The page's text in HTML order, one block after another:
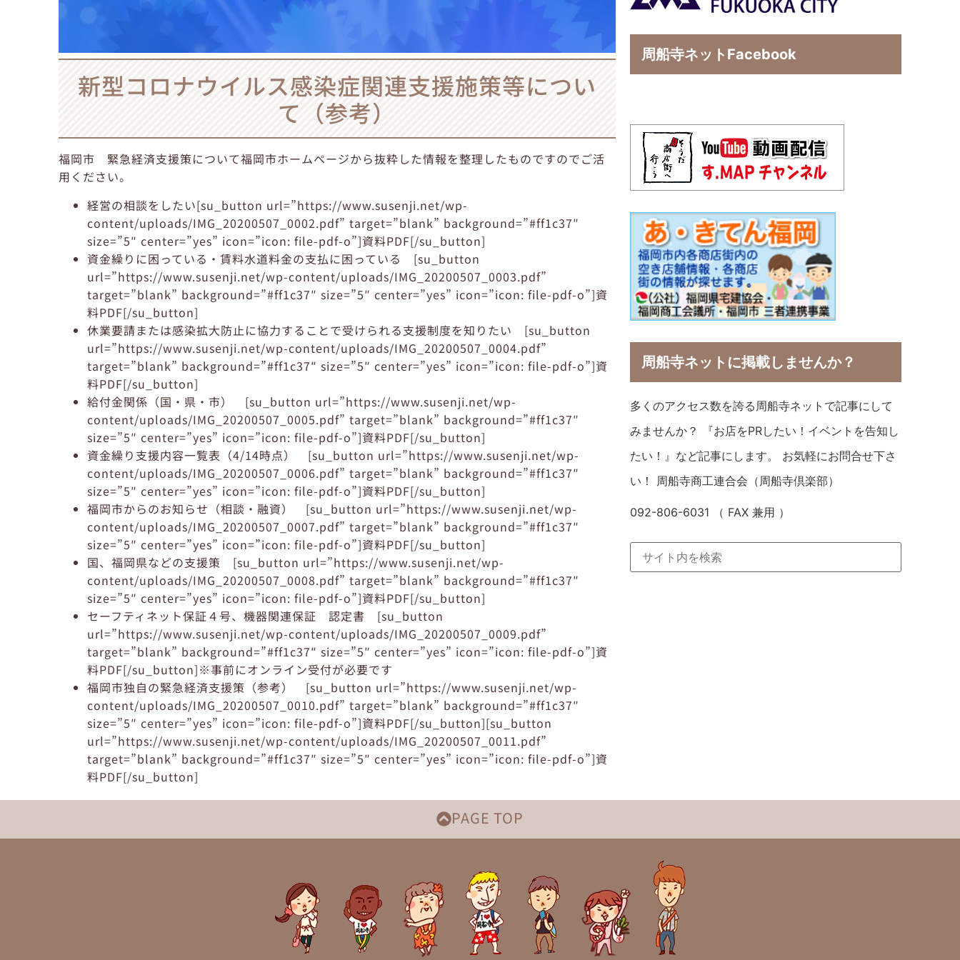
新型コロナウイルス感染症関連支援施策等につい
て（参考）
福岡市 緊急経済支援策について福岡市ホームページから抜粋した情報を整理したものですのでご活
用ください。
経営の相談をしたい[su_button url=”https://www.susenji.net/wp-
content/uploads/IMG_20200507_0002.pdf” target=”blank” background=”#ff1c37″
size=”5″ center=”yes” icon=”icon: file-pdf-o”]資料PDF[/su_button]
資金繰りに困っている・賃料水道料金の支払に困っている [su_button
url=”https://www.susenji.net/wp-content/uploads/IMG_20200507_0003.pdf”
target=”blank” background=”#ff1c37″ size=”5″ center=”yes” icon=”icon: file-pdf-o”]資
料PDF[/su_button]
休業要請または感染拡大防止に協力することで受けられる支援制度を知りたい [su_button
url=”https://www.susenji.net/wp-content/uploads/IMG_20200507_0004.pdf”
target=”blank” background=”#ff1c37″ size=”5″ center=”yes” icon=”icon: file-pdf-o”]資
料PDF[/su_button]
給付金関係（国・県・市） [su_button url=”https://www.susenji.net/wp-
content/uploads/IMG_20200507_0005.pdf” target=”blank” background=”#ff1c37″
size=”5″ center=”yes” icon=”icon: file-pdf-o”]資料PDF[/su_button]
資金繰り支援内容一覧表（4/14時点） [su_button url=”https://www.susenji.net/wp-
content/uploads/IMG_20200507_0006.pdf” target=”blank” background=”#ff1c37″
size=”5″ center=”yes” icon=”icon: file-pdf-o”]資料PDF[/su_button]
福岡市からのお知らせ（相談・融資） [su_button url=”https://www.susenji.net/wp-
content/uploads/IMG_20200507_0007.pdf” target=”blank” background=”#ff1c37″
size=”5″ center=”yes” icon=”icon: file-pdf-o”]資料PDF[/su_button]
国、福岡県などの支援策 [su_button url=”https://www.susenji.net/wp-
content/uploads/IMG_20200507_0008.pdf” target=”blank” background=”#ff1c37″
size=”5″ center=”yes” icon=”icon: file-pdf-o”]資料PDF[/su_button]
セーフティネット保証４号、機器関連保証 認定書 [su_button
url=”https://www.susenji.net/wp-content/uploads/IMG_20200507_0009.pdf”
target=”blank” background=”#ff1c37″ size=”5″ center=”yes” icon=”icon: file-pdf-o”]資
料PDF[/su_button]※事前にオンライン受付が必要です
福岡市独自の緊急経済支援策（参考） [su_button url=”https://www.susenji.net/wp-
content/uploads/IMG_20200507_0010.pdf” target=”blank” background=”#ff1c37″
size=”5″ center=”yes” icon=”icon: file-pdf-o”]資料PDF[/su_button][su_button
url=”https://www.susenji.net/wp-content/uploads/IMG_20200507_0011.pdf”
target=”blank” background=”#ff1c37″ size=”5″ center=”yes” icon=”icon: file-pdf-o”]資
料PDF[/su_button]
周船寺ネットFacebook
周船寺ネットに掲載しませんか？
多くのアクセス数を誇る周船寺ネットで記事にして
みませんか？ 『お店をPRしたい！イベントを告知し
たい！』など記事にします。 お気軽にお問合せ下さ
い！ 周船寺商工連合会（周船寺倶楽部）
092-806-6031 （ FAX 兼用 ）
PAGE TOP